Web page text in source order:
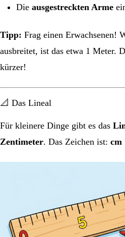
Die ausgestreckten Arme
Tipp: Frag einen Erwachsenen!
ausbreitet, ist das etwa 1 Meter.
kürzer!
📐 Das Lineal
Für kleinere Dinge gibt es das
Zentimeter. Das Zeichen ist: cm